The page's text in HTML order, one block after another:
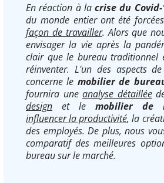
En réaction à la crise du Covid-
du monde entier ont été
façon de travailler. Alors que
envisager la vie après la
clair que le bureau traditionnel
réinventer. L'un des aspects
concerne le mobilier de
fournira une analyse détaillée
design et le mobilier de
influencer la productivité, la
des employés. De plus, nous
comparatif des meilleures
bureau sur le marché.